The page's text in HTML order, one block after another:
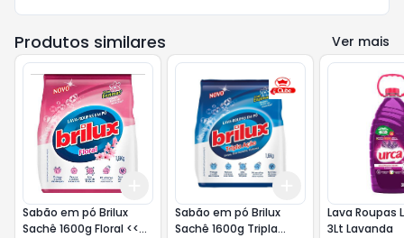
Produtos similares Ver mais
+10
Add
Sabão em pó Brilux
Sachê 1600g Floral <<<
10
Add
Sabão em pó Brilux
Sachê 1600g Tripla
Lava Roupas
3Lt Lavanda